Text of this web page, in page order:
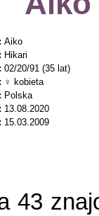
Aiko
Hikari
02/20/91 (35 lat)
♀ kobieta
Polska
13.08.2020
15.03.2009
43